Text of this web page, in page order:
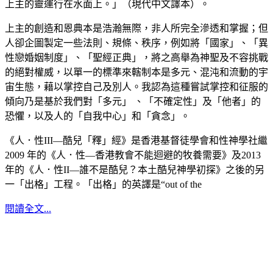
上主的靈運行在水面上。」（現代中文譯本）。
上主的創造和恩典本是浩瀚無際，非人所完全滲透和掌握；但
人卻企圖製定一些法則、規條、秩序，例如將「國家」、「異
性戀婚姻制度」、「聖經正典」，將之高舉為神聖及不容挑戰
的絕對權威，以單一的標準來轄制本是多元、混沌和流動的宇
宙生態，藉以掌控自己及別人。我認為這種嘗試掌控和征服的
傾向乃是基於我們對「多元」 、「不確定性」及「他者」的
恐懼，以及人的「自我中心」和「貪念」。
《人．性III—酷兒「釋」經》是香港基督徒學會和性神學社繼
2009 年的《人．性—香港教會不能迴避的牧養需要》及2013
年的《人．性II—誰不是酷兒？本土酷兒神學初探》之後的另
一「出格」工程。「出格」的英譯是“out of the
閱讀全文...